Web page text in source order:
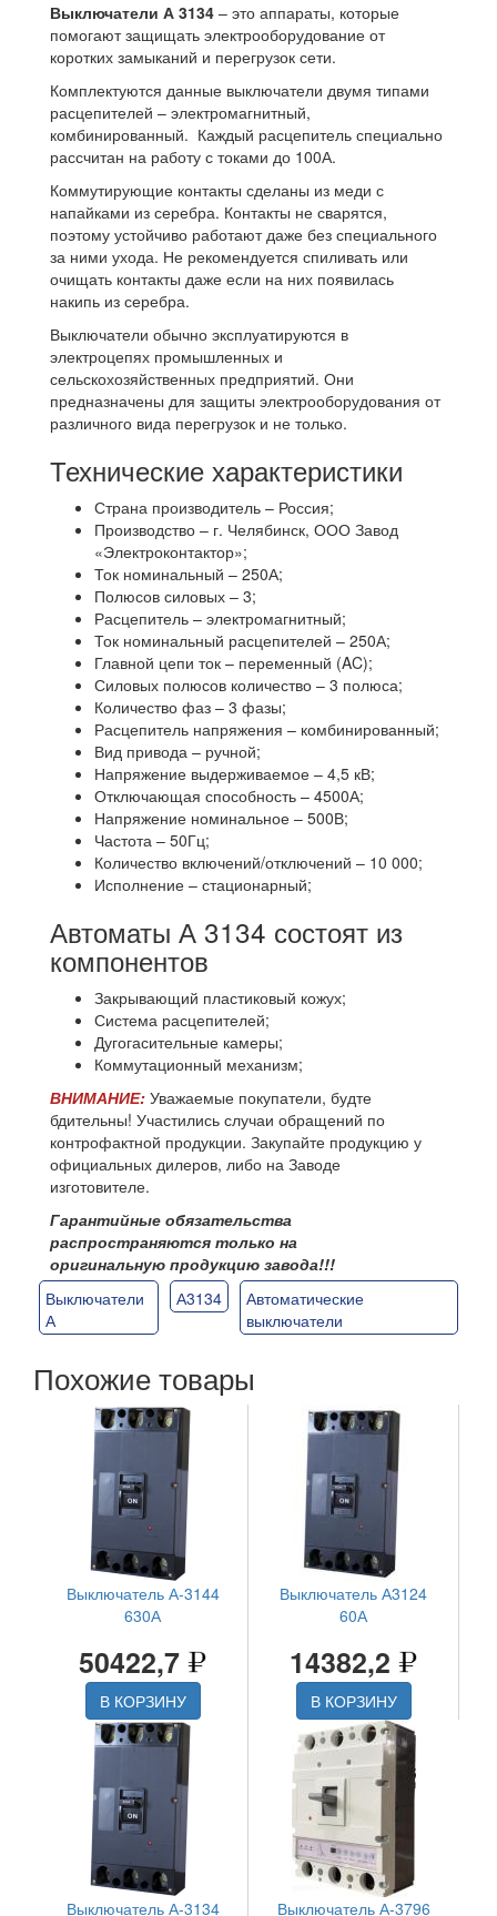
Выключатели А 3134 – это аппараты, которые
помогают защищать электрооборудование от
коротких замыканий и перегрузок сети.
Комплектуются данные выключатели двумя типами
расцепителей – электромагнитный,
комбинированный. Каждый расцепитель специально
рассчитан на работу с токами до 100А.
Коммутирующие контакты сделаны из меди с
напайками из серебра. Контакты не сварятся,
поэтому устойчиво работают даже без специального
за ними ухода. Не рекомендуется спиливать или
очищать контакты даже если на них появилась
накипь из серебра.
Выключатели обычно эксплуатируются в
электроцепях промышленных и
сельскохозяйственных предприятий. Они
предназначены для защиты электрооборудования от
различного вида перегрузок и не только.
Технические характеристики
Страна производитель – Россия;
Производство – г. Челябинск, ООО Завод
«Электроконтактор»;
Ток номинальный – 250А;
Полюсов силовых – 3;
Расцепитель – электромагнитный;
Ток номинальный расцепителей – 250А;
Главной цепи ток – переменный (AC);
Силовых полюсов количество – 3 полюса;
Количество фаз – 3 фазы;
Расцепитель напряжения – комбинированный;
Вид привода – ручной;
Напряжение выдерживаемое – 4,5 кВ;
Отключающая способность – 4500А;
Напряжение номинальное – 500В;
Частота – 50Гц;
Количество включений/отключений – 10 000;
Исполнение – стационарный;
Автоматы А 3134 состоят из
компонентов
Закрывающий пластиковый кожух;
Система расцепителей;
Дугогасительные камеры;
Коммутационный механизм;
ВНИМАНИЕ: Уважаемые покупатели, будте
бдительны! Участились случаи обращений по
контрофактной продукции. Закупайте продукцию у
официальных дилеров, либо на Заводе
изготовителе.
Гарантийные обязательства
распространяются только на
оригинальную продукцию завода!!!
Выключатели
А
А3134
Автоматические
выключатели
Похожие товары
Выключатель А-3144
630А
50422,7
В КОРЗИНУ
Выключатель А3124
60А
14382,2
В КОРЗИНУ
Выключатель А-3134 Выключатель А-3796